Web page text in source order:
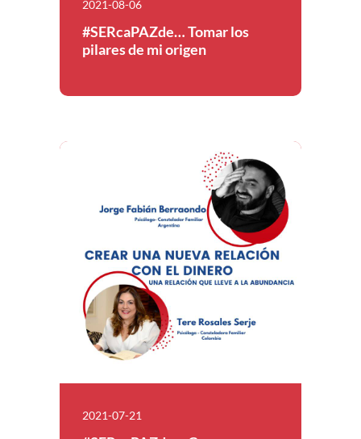
2021-08-06
#SERcaPAZde… Tomar los
pilares de mi origen
2021-07-21